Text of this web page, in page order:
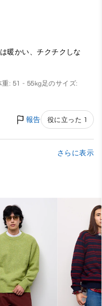
暖かい、チクチクしな
重: 51 - 55kg足のサイズ:
報告 役に立った 1
さらに表示